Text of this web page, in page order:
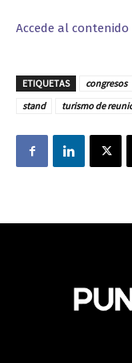
Accede al contenido
ETIQUETAS congresos
stand
turismo de